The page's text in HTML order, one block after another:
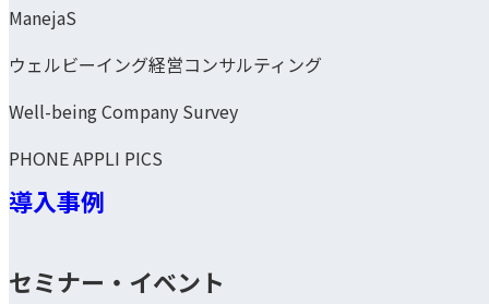
ManejaS
ウェルビーイング経営コンサルティング
Well-being Company Survey
PHONE APPLI PICS
導入事例
セミナー・イベント